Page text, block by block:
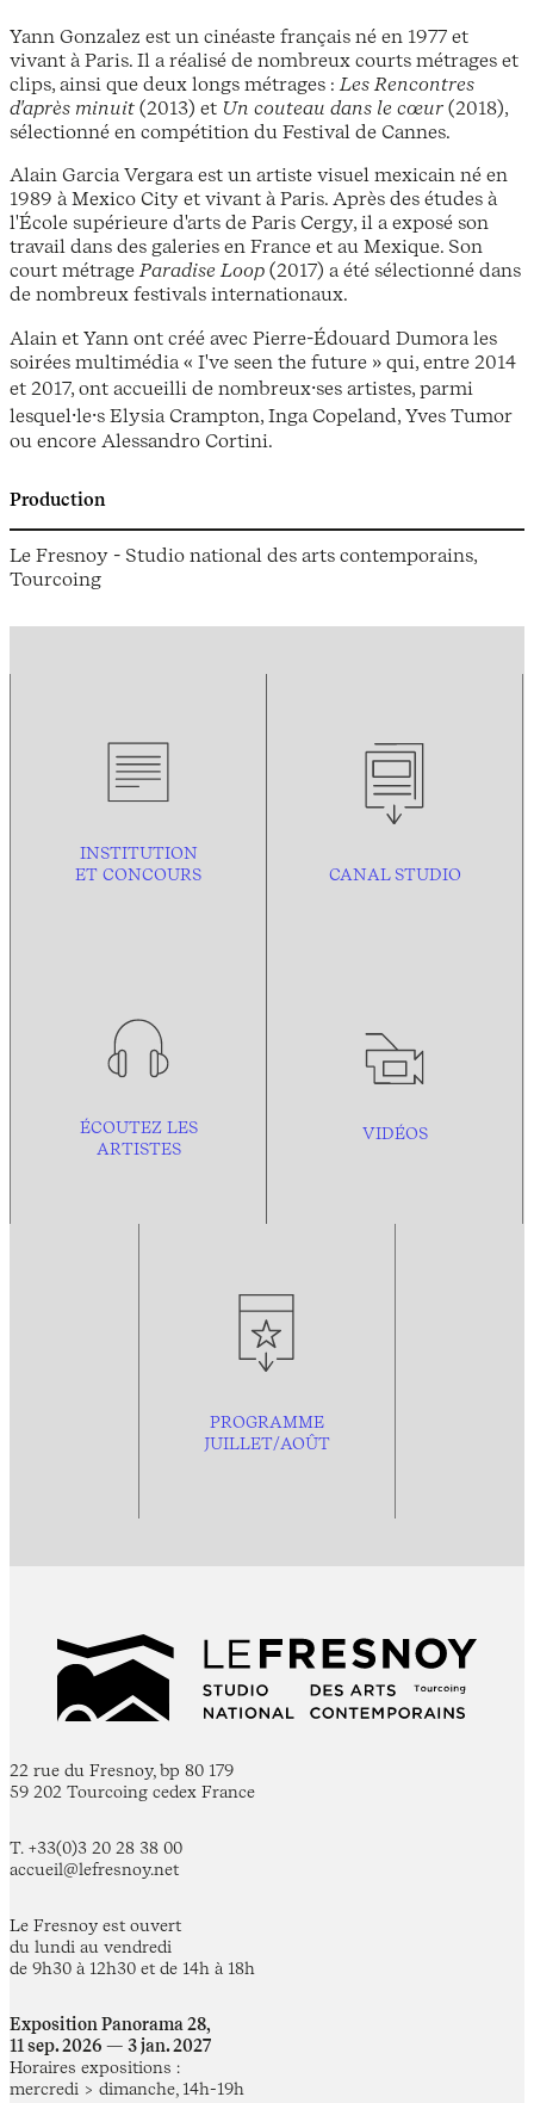
Yann Gonzalez est un cinéaste français né en 1977 et
vivant à Paris. Il a réalisé de nombreux courts métrages et
clips, ainsi que deux longs métrages :Les Rencontres
d'après minuit (2013) et Un couteau dans le cœur (2018),
sélectionné en compétition du Festival de Cannes.
Alain Garcia Vergara est un artiste visuel mexicain né en
1989 à Mexico City et vivant à Paris. Après des études à
l'École supérieure d'arts de Paris Cergy, il a exposé son
travail dans des galeries en France et au Mexique. Son
court métrageParadise Loop (2017) a été sélectionné dans
de nombreux festivals internationaux.
Alain et Yann ont créé avec Pierre-Édouard Dumora les
soirées multimédia « I've seen the future » qui, entre 2014
et 2017, ont accueilli de nombreux⸱ses artistes, parmi
lesquel⸱le⸱s Elysia Crampton, Inga Copeland, Yves Tumor
ou encore Alessandro Cortini.
Production
Le Fresnoy - Studio national des arts contemporains,
Tourcoing
INSTITUTION
ET CONCOURS
CANAL STUDIO
ÉCOUTEZ LES
ARTISTES
VIDÉOS
PROGRAMME
JUILLET/AOÛT
22 rue du Fresnoy, bp 80 179
59 202 Tourcoing cedex France
T. +33(0)3 20 28 38 00
accueil@lefresnoy.net
Le Fresnoy est ouvert
du lundi au vendredi
de 9h30 à 12h30 et de 14h à 18h
Exposition Panorama 28,
11 sep. 2026 — 3 jan. 2027
Horaires expositions :
mercredi > dimanche, 14h-19h